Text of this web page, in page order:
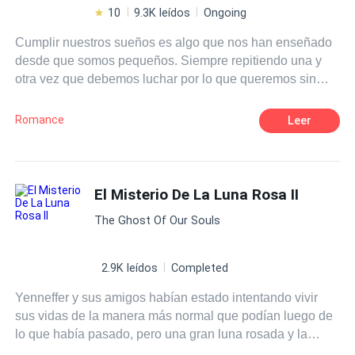
10 9.3K leídos Ongoing
Cumplir nuestros sueños es algo que nos han enseñado
desde que somos pequeños. Siempre repitiendo una y
otra vez que debemos luchar por lo que queremos sin
tenía en mente cuando se subió a un avión para ir al otro
extremo del país, para perseguir eso que tanto anhelaba.
cosas más, nuevas amistades, nuevos gustos, pero sobre
todo, algo sobre lo que solamente había escrito y leído: el
Romance Leer
El Misterio De La Luna Rosa II
The Ghost Of Our Souls
2.9K leídos Completed
Yenneffer y sus amigos habían estado intentando vivir
sus vidas de la manera más normal que podían luego de
lo que había pasado, pero una gran luna rosada y la